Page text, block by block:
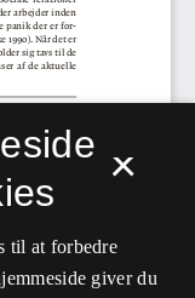
×
til at forbedre
giver du